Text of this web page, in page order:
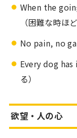
When the
（困難な時ほ
No pain, no
Every dog
る）
欲望・人の心